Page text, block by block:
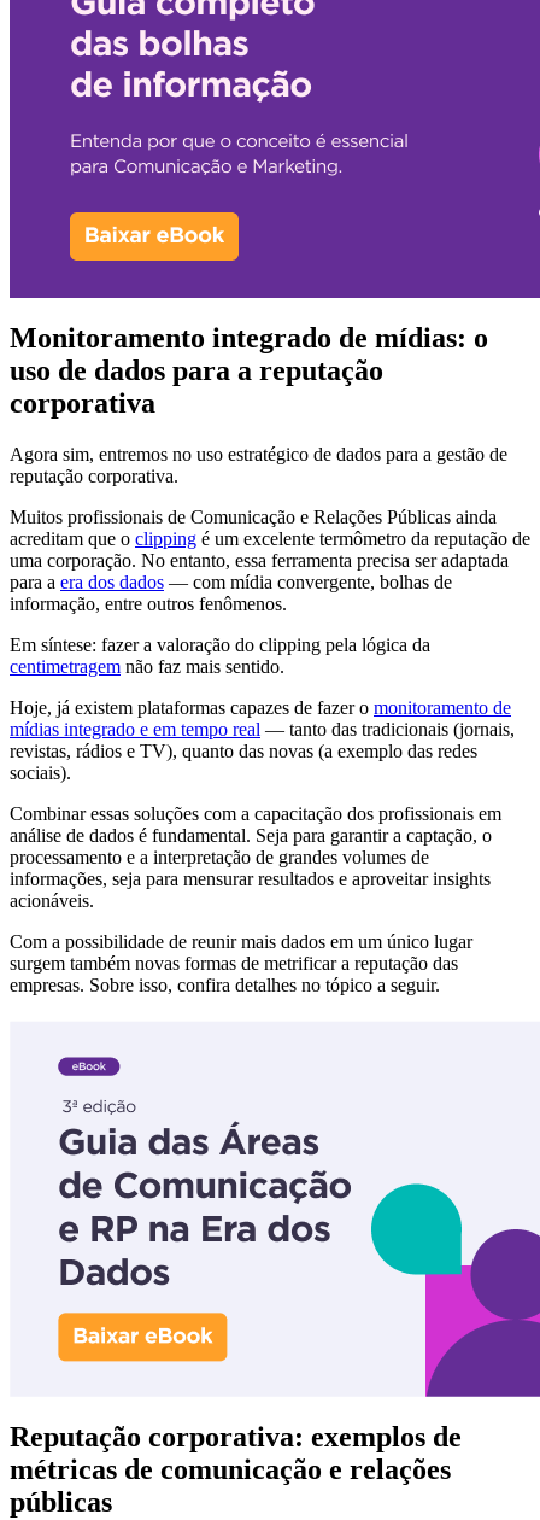
Monitoramento integrado de mídias: o
uso de dados para a reputação
corporativa
Agora sim, entremos no uso estratégico de dados para a gestão de
reputação corporativa.
Muitos profissionais de Comunicação e Relações Públicas ainda
acreditam que o clipping é um excelente termômetro da reputação de
uma corporação. No entanto, essa ferramenta precisa ser adaptada
para a era dos dados — com mídia convergente, bolhas de
informação, entre outros fenômenos.
Em síntese: fazer a valoração do clipping pela lógica da
centimetragem não faz mais sentido.
Hoje, já existem plataformas capazes de fazer o monitoramento de
mídias integrado e em tempo real — tanto das tradicionais (jornais,
revistas, rádios e TV), quanto das novas (a exemplo das redes
sociais).
Combinar essas soluções com a capacitação dos profissionais em
análise de dados é fundamental. Seja para garantir a captação, o
processamento e a interpretação de grandes volumes de
informações, seja para mensurar resultados e aproveitar insights
acionáveis.
Com a possibilidade de reunir mais dados em um único lugar
surgem também novas formas de metrificar a reputação das
empresas. Sobre isso, confira detalhes no tópico a seguir.
Reputação corporativa: exemplos de
métricas de comunicação e relações
públicas